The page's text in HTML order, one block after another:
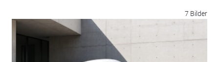
7 Bilder